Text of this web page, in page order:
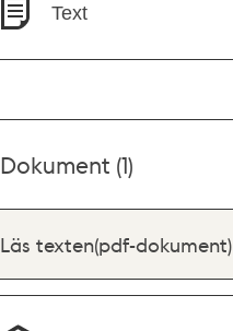
Text
Dokument (1)
Läs texten(pdf-dokument)